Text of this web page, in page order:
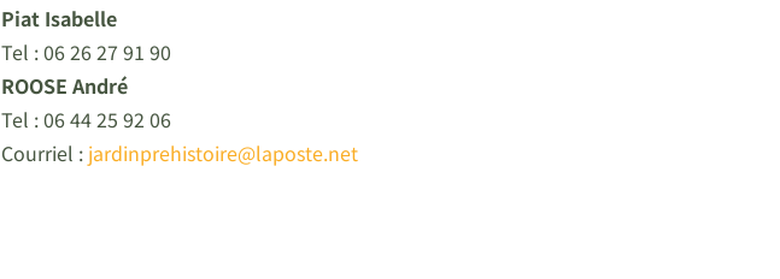
Piat Isabelle
Tel : 06 26 27 91 90
ROOSE André
Tel : 06 44 25 92 06
Courriel : jardinprehistoire@laposte.net